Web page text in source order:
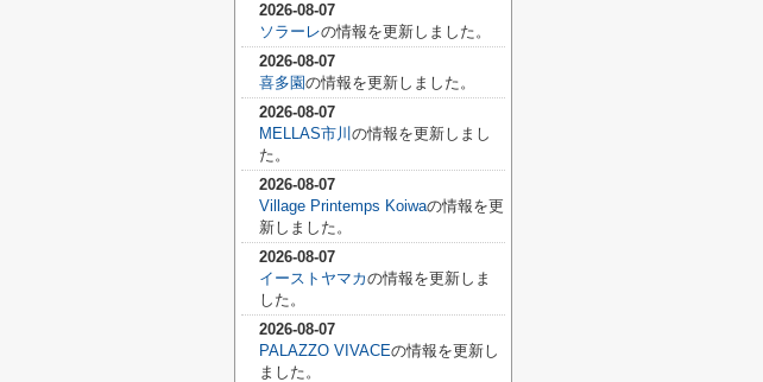
2026-08-07
ソラーレの情報を更新しました。
2026-08-07
喜多園の情報を更新しました。
2026-08-07
MELLAS市川 の情報を更新しまし
た。
2026-08-07
Village Printemps Koiwaの情報を更
新しました。
2026-08-07
イーストヤマカの情報を更新しま
した。
2026-08-07
PALAZZO VIVACEの情報を更新し
ました。